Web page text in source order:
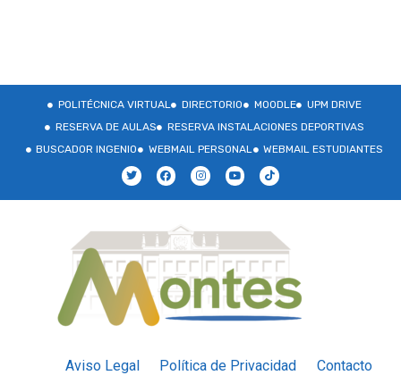
POLITÉCNICA VIRTUAL DIRECTORIO MOODLE
UPM DRIVE
RESERVA DE AULAS
RESERVA INSTALACIONES DEPORTIVAS
BUSCADOR INGENIO
WEBMAIL PERSONAL WEBMAIL ESTUDIANTES
Aviso Legal Política de Privacidad Contacto